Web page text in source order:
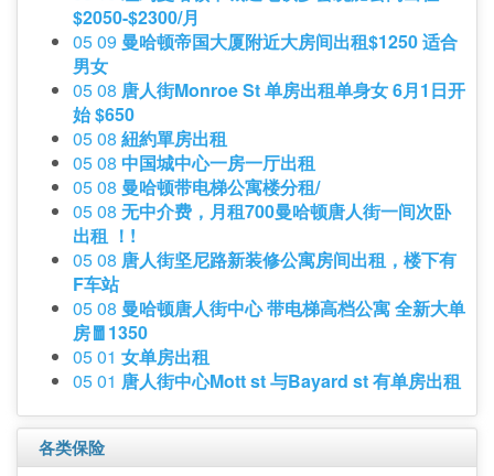
$2050-$2300/月
05 09 曼哈顿帝国大厦附近大房间出租$1250 适合
男女
05 08 唐人街Monroe St 单房出租单身女 6月1日开
始 $650
05 08 紐約單房出租
05 08 中国城中心一房一厅出租
05 08 曼哈顿带电梯公寓楼分租/
05 08 无中介费，月租700曼哈顿唐人街一间次卧
出租 ！!
05 08 唐人街坚尼路新装修公寓房间出租，楼下有
F车站
05 08 曼哈顿唐人街中心 带电梯高档公寓 全新大单
房🧧1350
05 01 女单房出租
05 01 唐人街中心Mott st 与Bayard st 有单房出租
各类保险